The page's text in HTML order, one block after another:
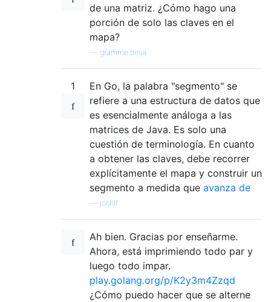
de una matriz. ¿Cómo hago una
porción de solo las claves en el
mapa?
gramme.ninja
1
En Go, la palabra "segmento" se
refiere a una estructura de datos que
es esencialmente análoga a las
matrices de Java. Es solo una
cuestión de terminología. En cuanto
a obtener las claves, debe recorrer
explícitamente el mapa y construir un
segmento a medida que avanza de
joshlf
Ah bien. Gracias por enseñarme.
Ahora, está imprimiendo todo par y
luego todo impar.
play.golang.org/p/K2y3m4Zzqd
¿Cómo puedo hacer que se alterne